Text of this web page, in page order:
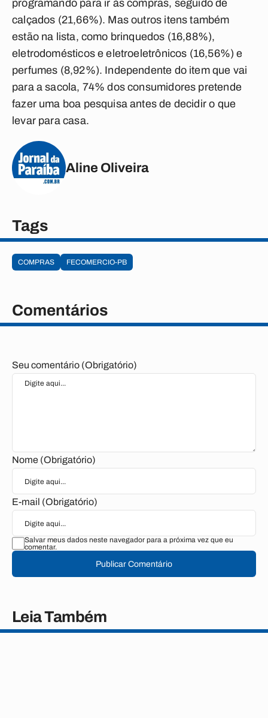
programando para ir às compras, seguido de
calçados (21,66%). Mas outros itens também
estão na lista, como brinquedos (16,88%),
eletrodomésticos e eletroeletrônicos (16,56%) e
perfumes (8,92%). Independente do item que vai
para a sacola, 74% dos consumidores pretende
fazer uma boa pesquisa antes de decidir o que
levar para casa.
Aline Oliveira
Tags
COMPRAS FECOMERCIO-PB
Comentários
Seu comentário (Obrigatório)
Nome (Obrigatório)
E-mail (Obrigatório)
Salvar meus dados neste navegador para a próxima vez que eu
comentar.
Publicar Comentário
Leia Também